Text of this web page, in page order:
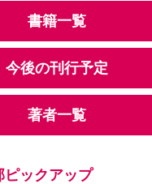
書籍一覧
今後の刊行予定
著者一覧
ピックアップ